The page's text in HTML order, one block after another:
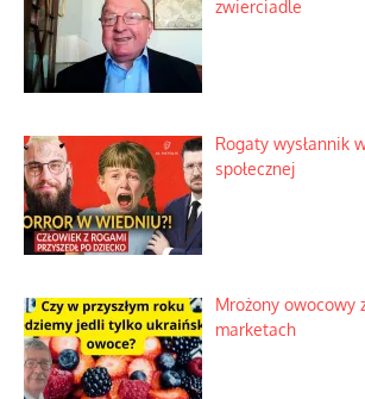
zwierciadle
Rogaty wysłannik
społecznej
Mrożony owocowy
marketach